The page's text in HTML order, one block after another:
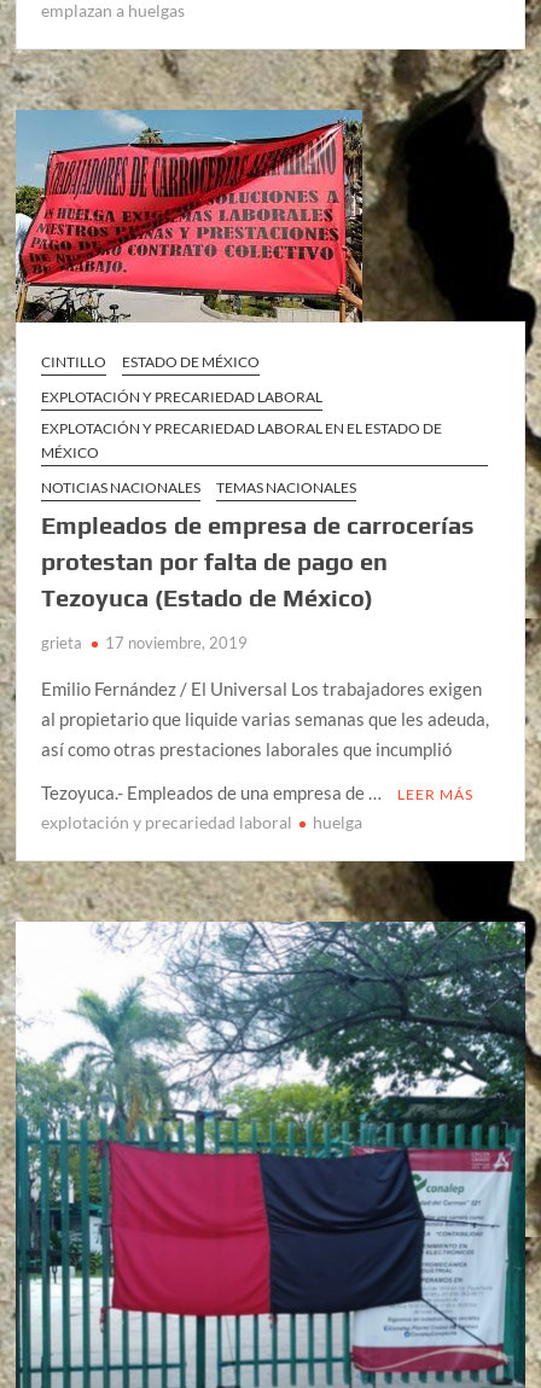
emplazan a huelgas
CINTILLO
ESTADO DE MÉXICO
EXPLOTACIÓN Y PRECARIEDAD LABORAL
EXPLOTACIÓN Y PRECARIEDAD LABORAL EN EL ESTADO DE
MÉXICO
NOTICIAS NACIONALES
TEMAS NACIONALES
Empleados de empresa de carrocerías
protestan por falta de pago en
Tezoyuca (Estado de México)
grieta 17 noviembre, 2019
Emilio Fernández / El Universal Los trabajadores exigen
al propietario que liquide varias semanas que les adeuda,
así como otras prestaciones laborales que incumplió
Tezoyuca.- Empleados de una empresa de …
LEER MÁS
explotación y precariedad laboral huelga